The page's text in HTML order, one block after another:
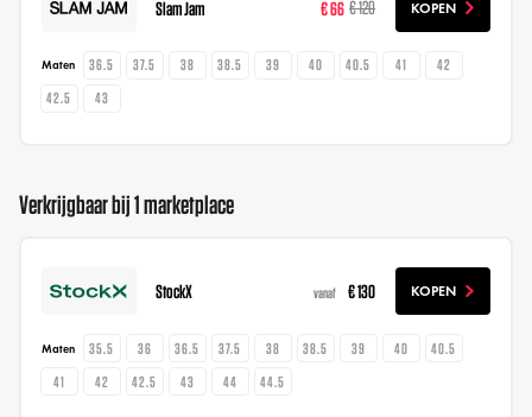
Slam Jam € 66 € 120 KOPEN
Maten 36.5 37.5 38 38.5 39 40 40.5 41
42
42.5
43
Verkrijgbaar bij 1 marketplace
StockX vanaf € 130 KOPEN
Maten 35.5 36 36.5 37.5 38 38.5 39 40
40.5
41
42 42.5 43 44 44.5